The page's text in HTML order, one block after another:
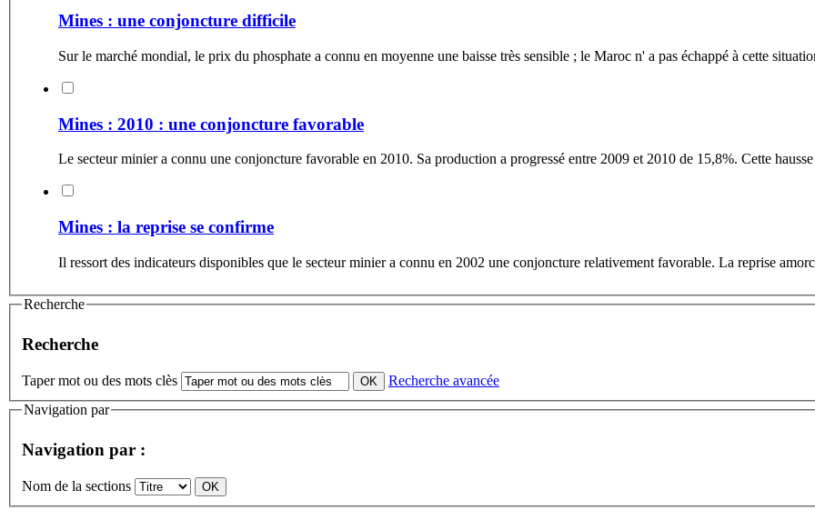
Mines : une conjoncture difficile
Sur le marché mondial, le prix du phosphate a connu en moyenne une baisse très sensible ; le Maroc n' a pas échappé à cette
Mines : 2010 : une conjoncture favorable
Le secteur minier a connu une conjoncture favorable en 2010. Sa production a progressé entre 2009 et 2010 de 15,8%. Cette
Mines : la reprise se confirme
Il ressort des indicateurs disponibles que le secteur minier a connu en 2002 une conjoncture relativement favorable. La reprise
Recherche
Recherche
Taper mot ou des mots clès
Recherche avancée
Navigation par
Navigation par :
Nom de la sections